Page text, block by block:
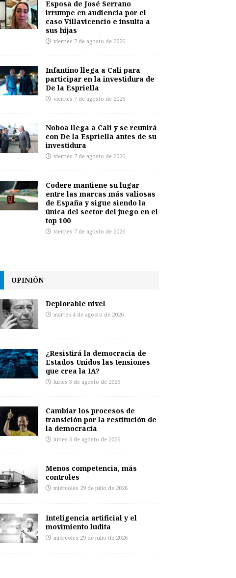
Esposa de José Serrano
irrumpe en audiencia por el
caso Villavicencio e insulta a
sus hijas
viernes 7 de agosto de 2026
Infantino llega a Cali para
participar en la investidura de
De la Espriella
viernes 7 de agosto de 2026
Noboa llega a Cali y se reunirá
con De la Espriella antes de su
investidura
viernes 7 de agosto de 2026
Codere mantiene su lugar
entre las marcas más valiosas
de España y sigue siendo la
única del sector del juego en el
top 100
viernes 7 de agosto de 2026
OPINIÓN
Deplorable nivel
martes 4 de agosto de 2026
¿Resistirá la democracia de
Estados Unidos las tensiones
que crea la IA?
lunes 3 de agosto de 2026
Cambiar los procesos de
transición por la restitución de
la democracia
lunes 3 de agosto de 2026
Menos competencia, más
controles
miércoles 29 de julio de 2026
Inteligencia artificial y el
movimiento ludita
miércoles 29 de julio de 2026